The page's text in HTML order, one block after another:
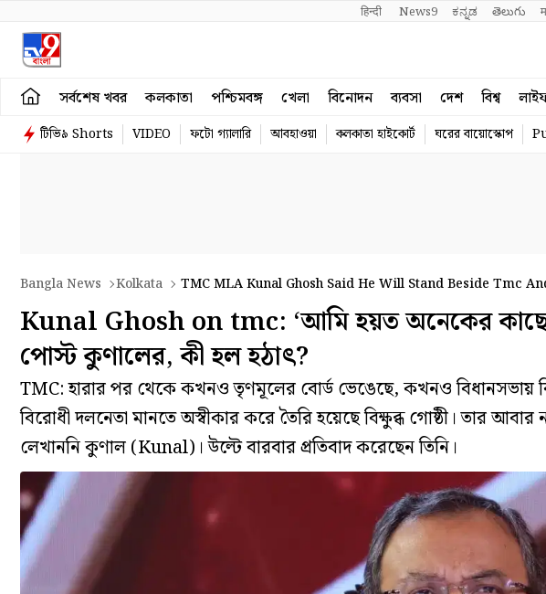
हिन्दी News9 ಕನ್ನಡ తెలుగు
সর্বশেষ খবর কলকাতা পশ্চিমবঙ্গ খেলা বিনোদন ব্যবসা দেশ বিশ্ব
টিভি৯ Shorts VIDEO ফটো গ্যালারি আবহাওয়া কলকাতা হাইকোর্ট ঘরের বায়োস্কোপ
Bangla News Kolkata TMC MLA Kunal Ghosh Said He Will Stand Beside Tmc
Kunal Ghosh on tmc: ‘আমি হয়ত অনেকের
পোস্ট কুণালের, কী হল হঠাৎ?
TMC: হারার পর থেকে কখনও তৃণমূলের বোর্ড ভেঙেছে, কখনও বিধানসভায়
বিরোধী দলনেতা মানতে অস্বীকার করে তৈরি হয়েছে বিক্ষুব্ধ গোষ্ঠী। তার
লেখাননি কুণাল (Kunal)। উল্টে বারবার প্রতিবাদ করেছেন তিনি।